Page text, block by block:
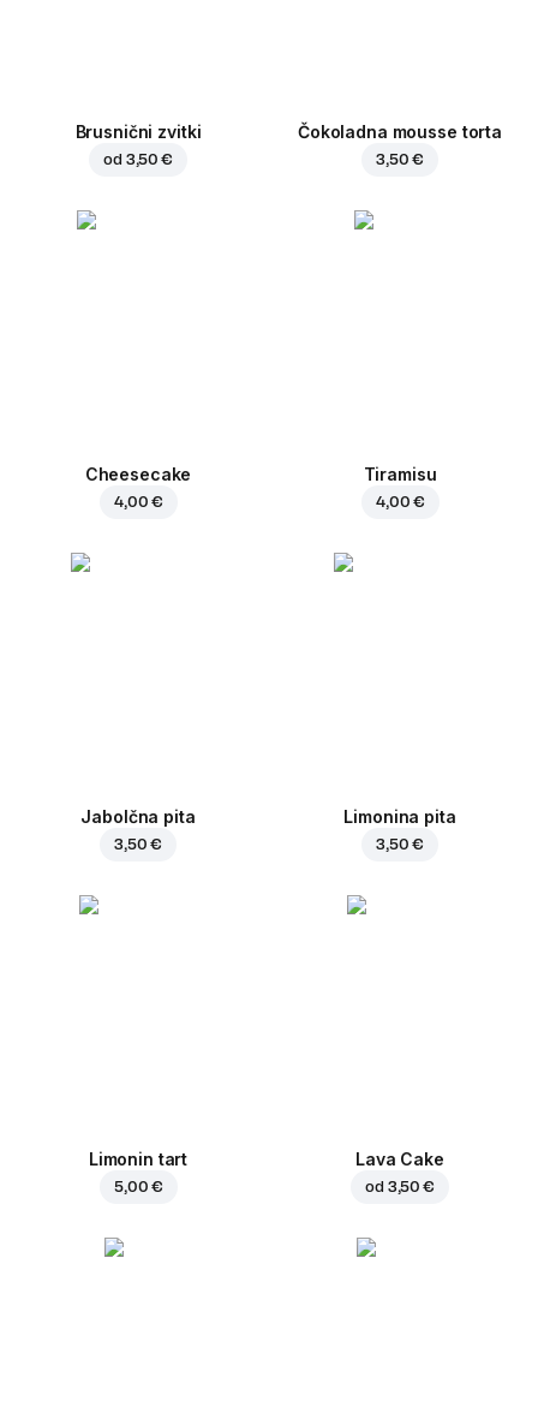
Brusnični zvitki
od 3,50 €
Čokoladna mousse torta
3,50 €
Cheesecake
4,00 €
Tiramisu
4,00 €
Jabolčna pita
3,50 €
Limonina pita
3,50 €
Limonin tart
5,00 €
Lava Cake
od 3,50 €